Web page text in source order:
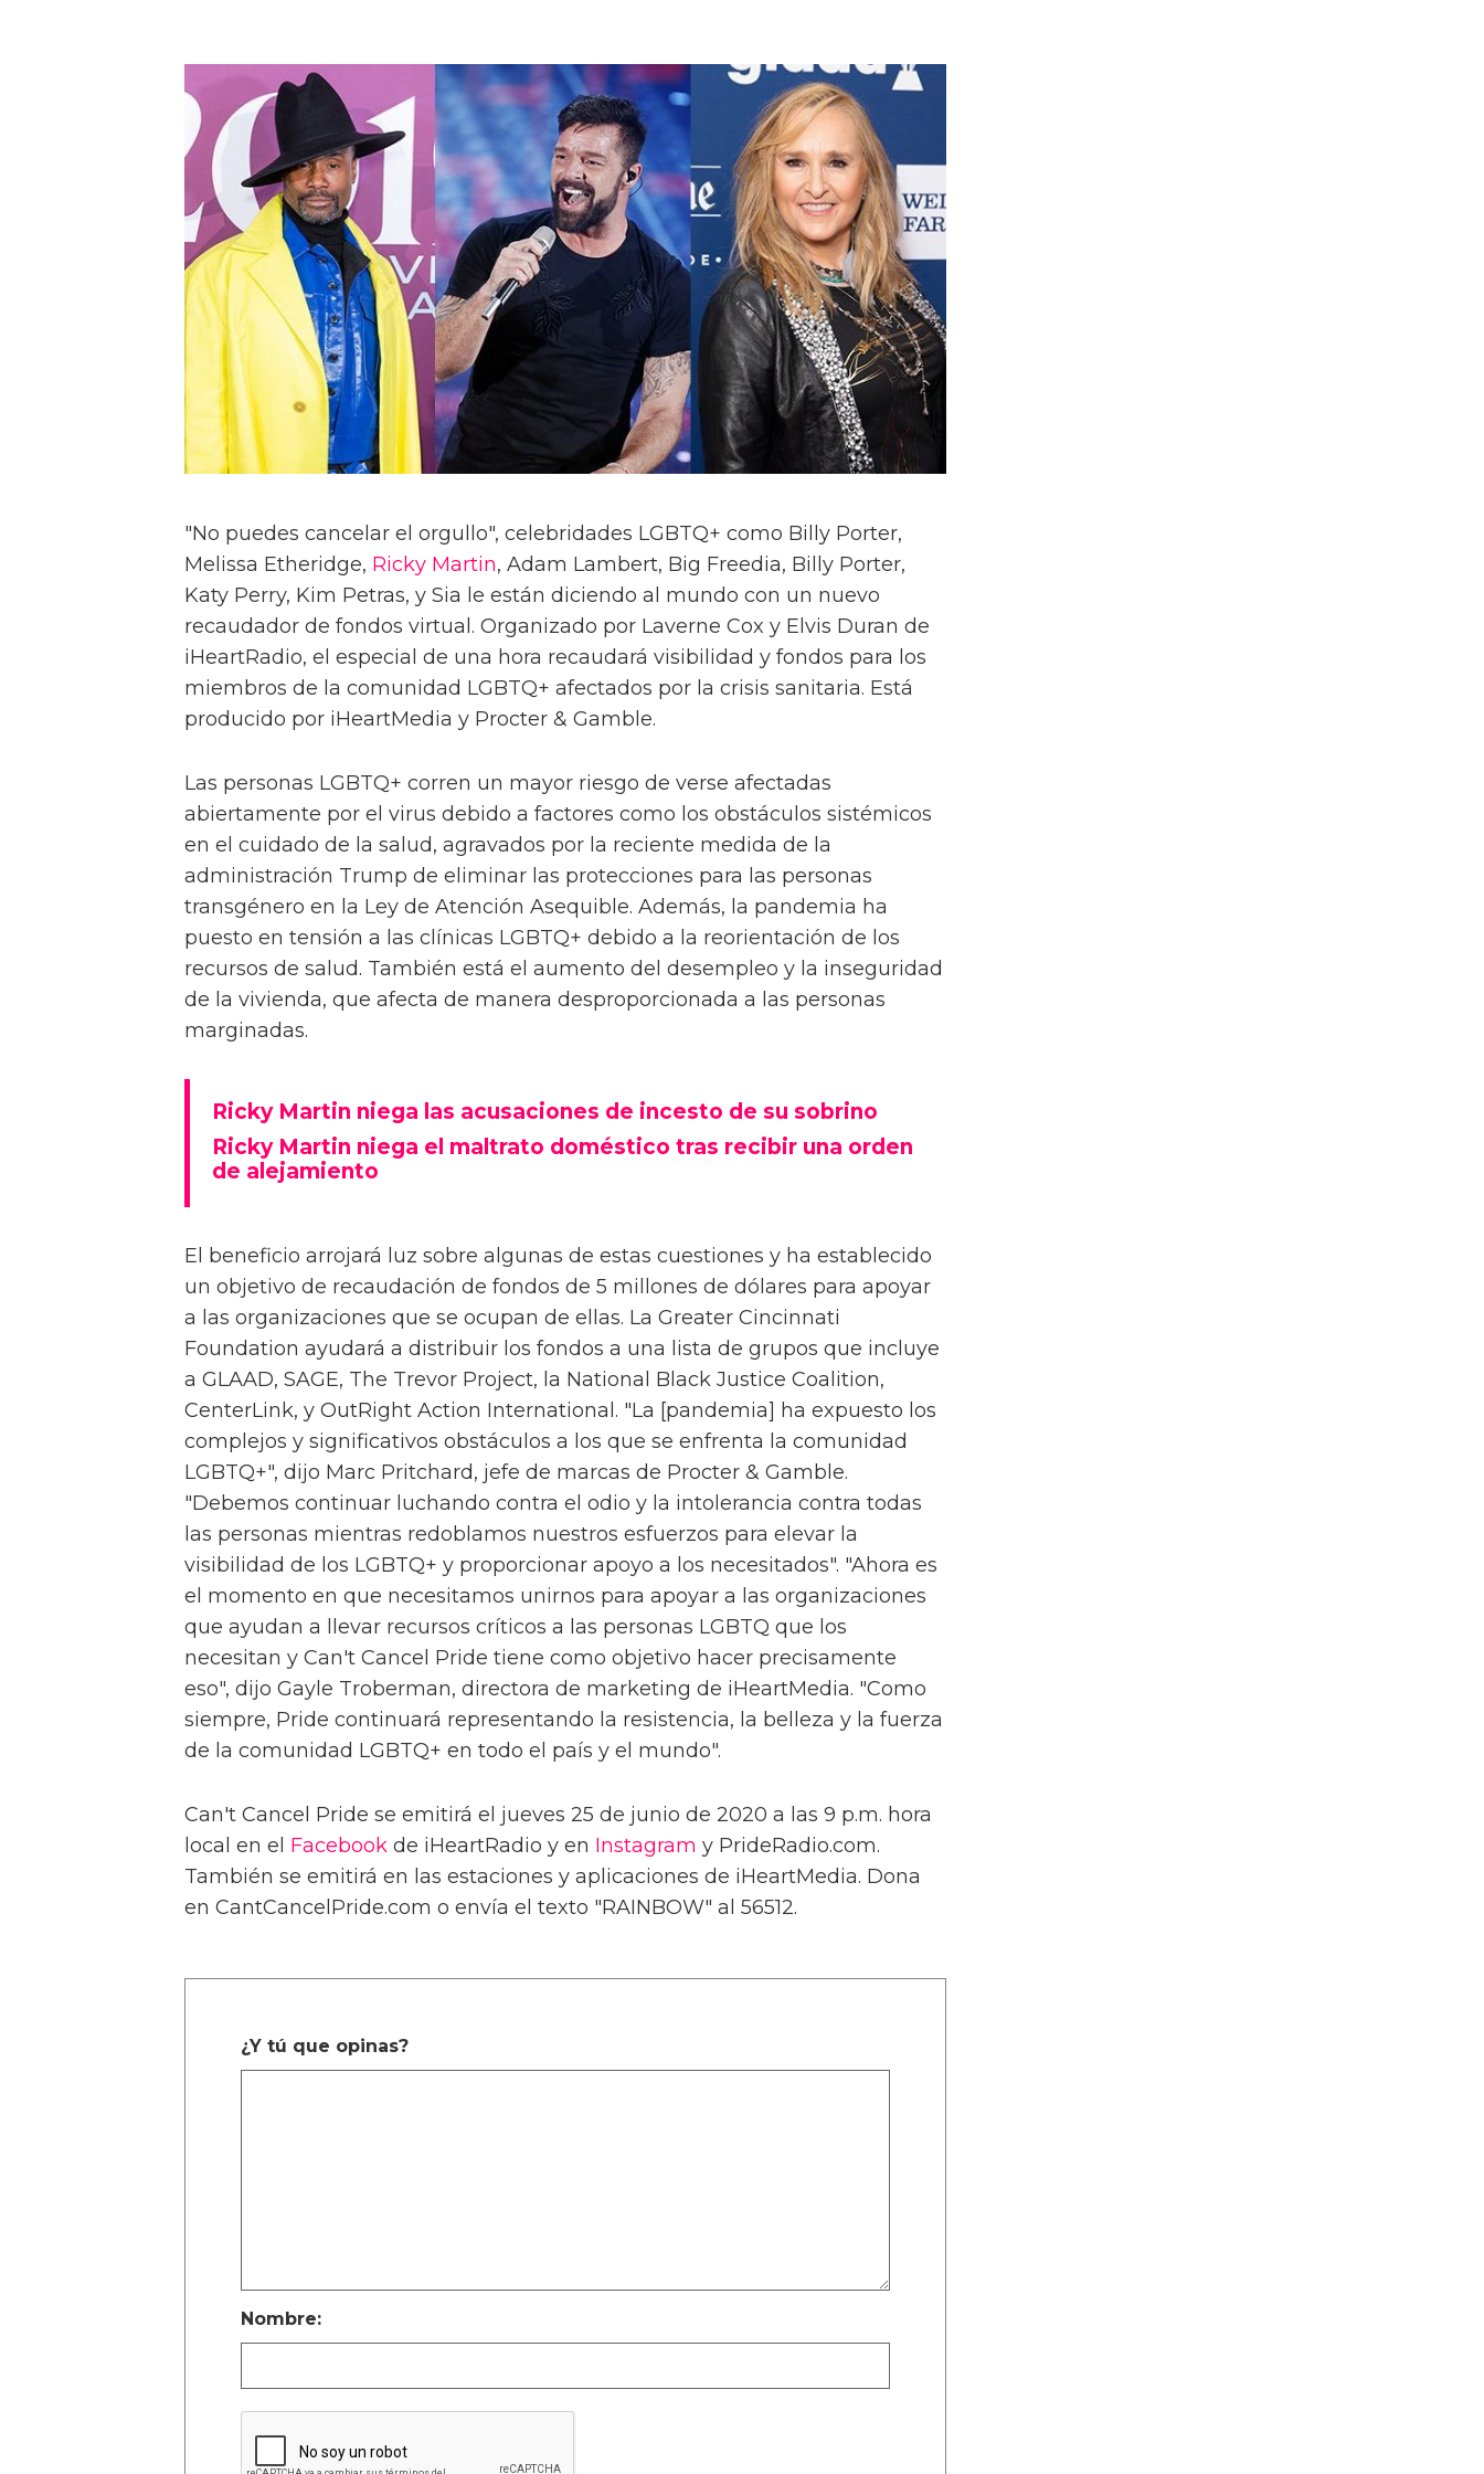
"No puedes cancelar el orgullo", celebridades LGBTQ+ como Billy Porter,
Melissa Etheridge, Ricky Martin, Adam Lambert, Big Freedia, Billy Porter,
Katy Perry, Kim Petras, y Sia le están diciendo al mundo con un nuevo
recaudador de fondos virtual. Organizado por Laverne Cox y Elvis Duran de
iHeartRadio, el especial de una hora recaudará visibilidad y fondos para los
miembros de la comunidad LGBTQ+ afectados por la crisis sanitaria. Está
producido por iHeartMedia y Procter & Gamble.
Las personas LGBTQ+ corren un mayor riesgo de verse afectadas
abiertamente por el virus debido a factores como los obstáculos sistémicos
en el cuidado de la salud, agravados por la reciente medida de la
administración Trump de eliminar las protecciones para las personas
transgénero en la Ley de Atención Asequible. Además, la pandemia ha
puesto en tensión a las clínicas LGBTQ+ debido a la reorientación de los
recursos de salud. También está el aumento del desempleo y la inseguridad
de la vivienda, que afecta de manera desproporcionada a las personas
marginadas.
Ricky Martin niega las acusaciones de incesto de su sobrino
Ricky Martin niega el maltrato doméstico tras recibir una orden
de alejamiento
El beneficio arrojará luz sobre algunas de estas cuestiones y ha establecido
un objetivo de recaudación de fondos de 5 millones de dólares para apoyar
a las organizaciones que se ocupan de ellas. La Greater Cincinnati
Foundation ayudará a distribuir los fondos a una lista de grupos que incluye
a GLAAD, SAGE, The Trevor Project, la National Black Justice Coalition,
CenterLink, y OutRight Action International. "La [pandemia] ha expuesto los
complejos y significativos obstáculos a los que se enfrenta la comunidad
LGBTQ+", dijo Marc Pritchard, jefe de marcas de Procter & Gamble.
"Debemos continuar luchando contra el odio y la intolerancia contra todas
las personas mientras redoblamos nuestros esfuerzos para elevar la
visibilidad de los LGBTQ+ y proporcionar apoyo a los necesitados". "Ahora es
el momento en que necesitamos unirnos para apoyar a las organizaciones
que ayudan a llevar recursos críticos a las personas LGBTQ que los
necesitan y Can't Cancel Pride tiene como objetivo hacer precisamente
eso", dijo Gayle Troberman, directora de marketing de iHeartMedia. "Como
siempre, Pride continuará representando la resistencia, la belleza y la fuerza
de la comunidad LGBTQ+ en todo el país y el mundo".
Can't Cancel Pride se emitirá el jueves 25 de junio de 2020 a las 9 p.m. hora
local en el Facebook de iHeartRadio y en Instagram y PrideRadio.com.
También se emitirá en las estaciones y aplicaciones de iHeartMedia. Dona
en CantCancelPride.com o envía el texto "RAINBOW" al 56512.
¿Y tú que opinas?
Nombre: